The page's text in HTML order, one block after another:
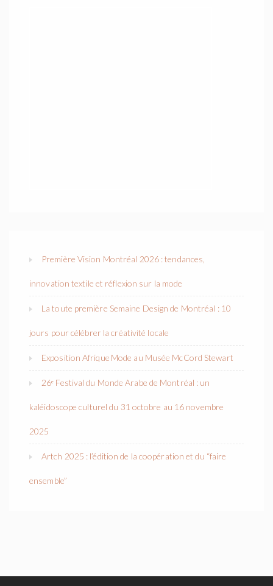
Première Vision Montréal 2026 : tendances,
innovation textile et réflexion sur la mode
La toute première Semaine Design de Montréal : 10
jours pour célébrer la créativité locale
Exposition Afrique Mode au Musée McCord Stewart
26ᵉ Festival du Monde Arabe de Montréal : un
kaléidoscope culturel du 31 octobre au 16 novembre
2025
Artch 2025 : l’édition de la coopération et du “faire
ensemble”